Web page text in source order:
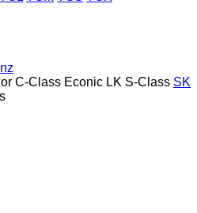
C-Class Econic LK S-Class SK